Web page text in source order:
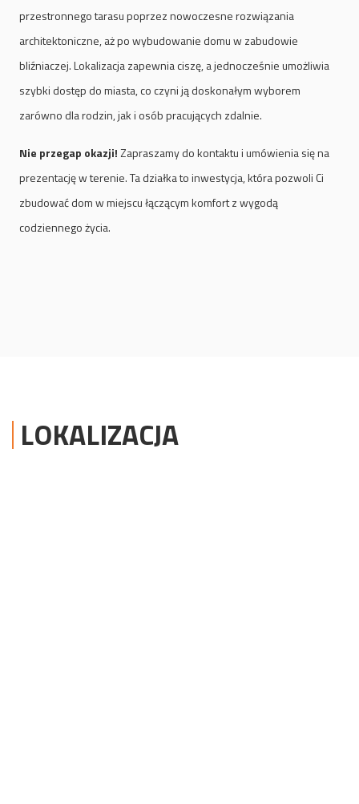
przestronnego tarasu poprzez nowoczesne rozwiązania
architektoniczne, aż po wybudowanie domu w zabudowie
bliźniaczej. Lokalizacja zapewnia ciszę, a jednocześnie umożliwia
szybki dostęp do miasta, co czyni ją doskonałym wyborem
zarówno dla rodzin, jak i osób pracujących zdalnie.
Nie przegap okazji!Zapraszamy do kontaktu i umówienia się na
prezentację w terenie. Ta działka to inwestycja, która pozwoli Ci
zbudować dom w miejscu łączącym komfort z wygodą
codziennego życia.
LOKALIZACJA